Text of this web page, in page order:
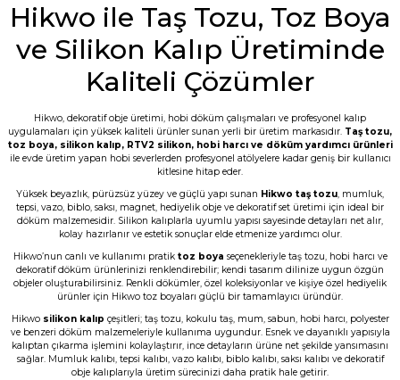
E... M... | 18/07/2026
Öncelikle ürünü çok beğendim. Sipariş ve
ile bilgilendirme geldi. Kargo ďa çabuk
ulaştı. Tozların 5 er kilo paketlenmesi çok
G... D... | 19/06/2026
Taş tozu çok iyi kusursuz ürün elde
ediliyor sevkiyat hızlı
B... A... | 03/06/2026
Memnun kaldım, Ürün gerçekten harika
N... E... | 01/06/2026
Çok başarılı gerçekten.
N... E... | 01/06/2026
Hikwo ile Taş Tozu, Toz Boya
ve Silikon Kalıp Üretiminde
Kaliteli Çözümler
Hikwo, dekoratif obje üretimi, hobi döküm çalışmaları ve profesyonel kalıp
uygulamaları için yüksek kaliteli ürünler sunan yerli bir üretim markasıdır. Taş tozu,
toz boya, silikon kalıp, RTV2 silikon, hobi harcı ve döküm yardımcı ürünleri
ile evde üretim yapan hobi severlerden profesyonel atölyelere kadar geniş bir kullanıcı
kitlesine hitap eder.
Yüksek beyazlık, pürüzsüz yüzey ve güçlü yapı sunan Hikwo taş tozu, mumluk,
tepsi, vazo, biblo, saksı, magnet, hediyelik obje ve dekoratif set üretimi için ideal bir
döküm malzemesidir. Silikon kalıplarla uyumlu yapısı sayesinde detayları net alır,
kolay hazırlanır ve estetik sonuçlar elde etmenize yardımcı olur.
Hikwo’nun canlı ve kullanımı pratik toz boya seçenekleriyle taş tozu, hobi harcı ve
dekoratif döküm ürünlerinizi renklendirebilir; kendi tasarım dilinize uygun özgün
objeler oluşturabilirsiniz. Renkli dökümler, özel koleksiyonlar ve kişiye özel hediyelik
ürünler için Hikwo toz boyaları güçlü bir tamamlayıcı üründür.
Hikwo silikon kalıp çeşitleri; taş tozu, kokulu taş, mum, sabun, hobi harcı, polyester
ve benzeri döküm malzemeleriyle kullanıma uygundur. Esnek ve dayanıklı yapısıyla
kalıptan çıkarma işlemini kolaylaştırır, ince detayların ürüne net şekilde yansımasını
sağlar. Mumluk kalıbı, tepsi kalıbı, vazo kalıbı, biblo kalıbı, saksı kalıbı ve dekoratif
obje kalıplarıyla üretim sürecinizi daha pratik hale getirir.